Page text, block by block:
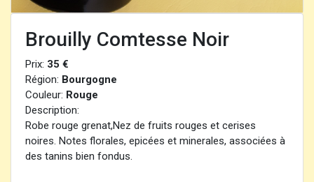
Brouilly Comtesse Noir
Prix: 35 €
Région: Bourgogne
Couleur: Rouge
Description:
Robe rouge grenat,Nez de fruits rouges et cerises
noires. Notes florales, epicées et minerales, associées à
des tanins bien fondus.